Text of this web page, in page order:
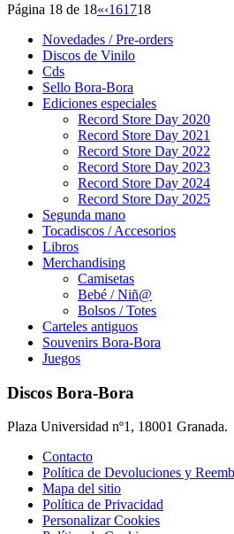
Página 18 de 18«‹161718
Novedades / Pre-orders
Discos de Vinilo
Cds
Sello Bora-Bora
Ediciones especiales
Record Store Day 2020
Record Store Day 2021
Record Store Day 2022
Record Store Day 2023
Record Store Day 2024
Record Store Day 2025
Segunda mano
Tocadiscos / Accesorios
Libros
Merchandising
Camisetas
Bebé / Niñ@
Bolsos / Totes
Carteles antiguos
Souvenirs Bora-Bora
Juegos
Discos Bora-Bora
Plaza Universidad nº1, 18001 Granada.
Contacto
Política de Devoluciones y
Mapa del sitio
Política de Privacidad
Personalizar Cookies